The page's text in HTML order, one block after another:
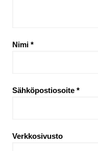
Nimi *
Sähköpostiosoite *
Verkkosivusto